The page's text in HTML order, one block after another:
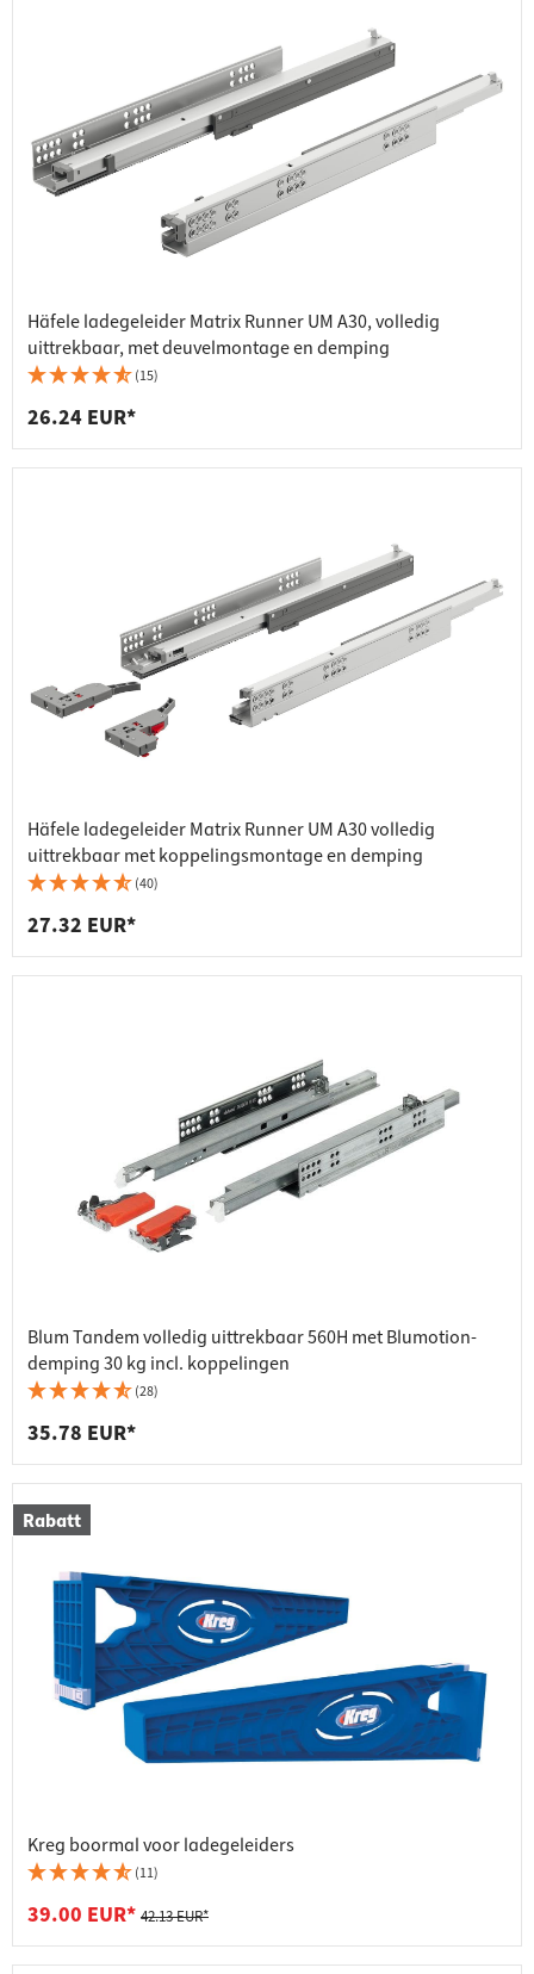
Häfele ladegeleider Matrix Runner UM A30, volledig
uittrekbaar, met deuvelmontage en demping
(15)
26.24 EUR*
Häfele ladegeleider Matrix Runner UM A30 volledig
uittrekbaar met koppelingsmontage en demping
(40)
27.32 EUR*
Blum Tandem volledig uittrekbaar 560H met Blumotion-
demping 30 kg incl. koppelingen
(28)
35.78 EUR*
Rabatt
Kreg boormal voor ladegeleiders
(11)
39.00 EUR* 42.13 EUR*